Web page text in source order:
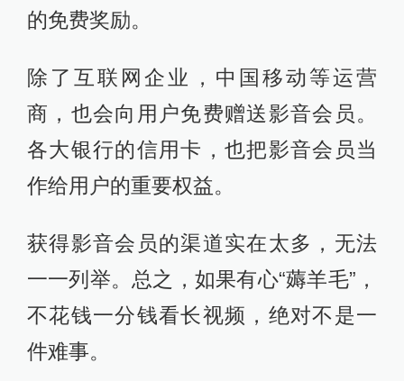
的免费奖励。
除了互联网企业，中国移动等运营
商，也会向用户免费赠送影音会员。
各大银行的信用卡，也把影音会员当
作给用户的重要权益。
获得影音会员的渠道实在太多，无法
一一列举。总之，如果有心“薅羊毛”，
不花钱一分钱看长视频，绝对不是一
件难事。